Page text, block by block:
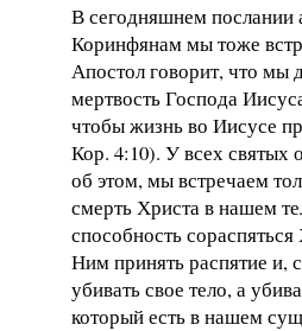
В сегодняшнем послании
Коринфянам мы тоже
Апостол говорит, что мы
мертвость Господа
чтобы жизнь во Иисусе
Кор. 4:10). У всех святых
об этом, мы встречаем
смерть Христа в нашем
способность
Ним принять распятие и,
убивать свое тело, а
который есть в нашем